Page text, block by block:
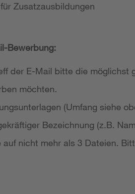
Zusatzausbildungen
Bewerbung:
der E-Mail bitte die möglichst
möchten.
(Umfang siehe
Bezeichnung (z.B.
auf nicht mehr als 3 Dateien.